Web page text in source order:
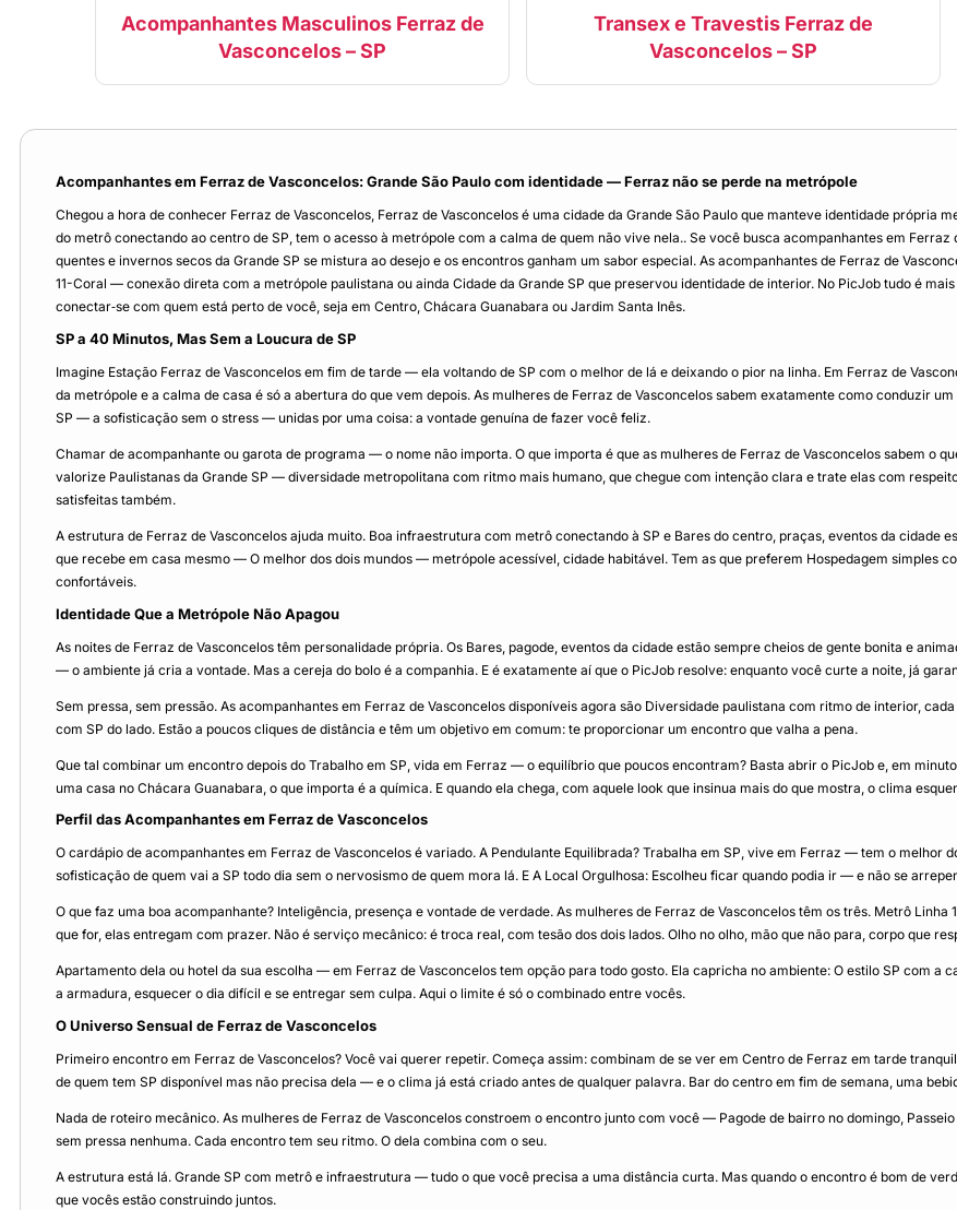
Acompanhantes Masculinos Ferraz de
Vasconcelos – SP
Transex e Travestis Ferraz de
Vasconcelos – SP
Acompanhantes em Ferraz de Vasconcelos: Grande São Paulo com identidade — Ferraz não se perde na metrópole
Chegou a hora de conhecer Ferraz de Vasconcelos, Ferraz de Vasconcelos é uma cidade da Grande São Paulo que manteve identidade própria
do metrô conectando ao centro de SP, tem o acesso à metrópole com a calma de quem não vive nela.. Se você busca acompanhantes em
quentes e invernos secos da Grande SP se mistura ao desejo e os encontros ganham um sabor especial. As acompanhantes de Ferraz de
11-Coral — conexão direta com a metrópole paulistana ou ainda Cidade da Grande SP que preservou identidade de interior. No PicJob tudo é
conectar‑se com quem está perto de você, seja em Centro, Chácara Guanabara ou Jardim Santa Inês.
SP a 40 Minutos, Mas Sem a Loucura de SP
Imagine Estação Ferraz de Vasconcelos em fim de tarde — ela voltando de SP com o melhor de lá e deixando o pior na linha. Em Ferraz de
da metrópole e a calma de casa é só a abertura do que vem depois. As mulheres de Ferraz de Vasconcelos sabem exatamente como conduzir
SP — a sofisticação sem o stress — unidas por uma coisa: a vontade genuína de fazer você feliz.
Chamar de acompanhante ou garota de programa — o nome não importa. O que importa é que as mulheres de Ferraz de Vasconcelos sabem o
valorize Paulistanas da Grande SP — diversidade metropolitana com ritmo mais humano, que chegue com intenção clara e trate elas com
satisfeitas também.
A estrutura de Ferraz de Vasconcelos ajuda muito. Boa infraestrutura com metrô conectando à SP e Bares do centro, praças, eventos da cidade
que recebe em casa mesmo — O melhor dos dois mundos — metrópole acessível, cidade habitável. Tem as que preferem Hospedagem simples
confortáveis.
Identidade Que a Metrópole Não Apagou
As noites de Ferraz de Vasconcelos têm personalidade própria. Os Bares, pagode, eventos da cidade estão sempre cheios de gente bonita e
— o ambiente já cria a vontade. Mas a cereja do bolo é a companhia. E é exatamente aí que o PicJob resolve: enquanto você curte a noite, já
Sem pressa, sem pressão. As acompanhantes em Ferraz de Vasconcelos disponíveis agora são Diversidade paulistana com ritmo de interior,
com SP do lado. Estão a poucos cliques de distância e têm um objetivo em comum: te proporcionar um encontro que valha a pena.
Que tal combinar um encontro depois do Trabalho em SP, vida em Ferraz — o equilíbrio que poucos encontram? Basta abrir o PicJob e, em
uma casa no Chácara Guanabara, o que importa é a química. E quando ela chega, com aquele look que insinua mais do que mostra, o clima
Perfil das Acompanhantes em Ferraz de Vasconcelos
O cardápio de acompanhantes em Ferraz de Vasconcelos é variado. A Pendulante Equilibrada? Trabalha em SP, vive em Ferraz — tem o melhor
sofisticação de quem vai a SP todo dia sem o nervosismo de quem mora lá. E A Local Orgulhosa: Escolheu ficar quando podia ir — e não se
O que faz uma boa acompanhante? Inteligência, presença e vontade de verdade. As mulheres de Ferraz de Vasconcelos têm os três. Metrô
que for, elas entregam com prazer. Não é serviço mecânico: é troca real, com tesão dos dois lados. Olho no olho, mão que não para, corpo que
Apartamento dela ou hotel da sua escolha — em Ferraz de Vasconcelos tem opção para todo gosto. Ela capricha no ambiente: O estilo SP com a
a armadura, esquecer o dia difícil e se entregar sem culpa. Aqui o limite é só o combinado entre vocês.
O Universo Sensual de Ferraz de Vasconcelos
Primeiro encontro em Ferraz de Vasconcelos? Você vai querer repetir. Começa assim: combinam de se ver em Centro de Ferraz em tarde
de quem tem SP disponível mas não precisa dela — e o clima já está criado antes de qualquer palavra. Bar do centro em fim de semana, uma
Nada de roteiro mecânico. As mulheres de Ferraz de Vasconcelos constroem o encontro junto com você — Pagode de bairro no domingo,
sem pressa nenhuma. Cada encontro tem seu ritmo. O dela combina com o seu.
A estrutura está lá. Grande SP com metrô e infraestrutura — tudo o que você precisa a uma distância curta. Mas quando o encontro é bom de
que vocês estão construindo juntos.